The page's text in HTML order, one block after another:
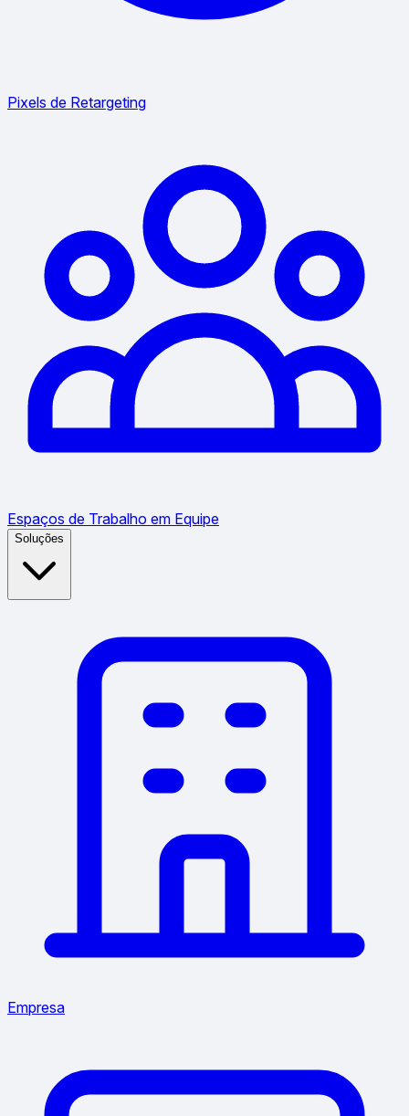
Pixels de Retargeting
Espaços de Trabalho em Equipe
Soluções
Empresa